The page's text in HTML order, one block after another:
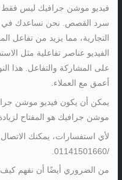
فيديو موشن جرافيك ليس فقط
سرد القصص. نحن نساعدك في
التجارية، مما يزيد من تفاعل
الفيديو عناصر تفاعلية مثل
على المشاركة والتفاعل. هذا
أعمق مع العملاء.
يمكن أن يكون فيديو موشن
موشن جرافيك هو المفتاح
/01141501660.
من الضروري أيضًا أن نفهم كيف